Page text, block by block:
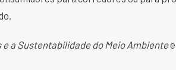
a Sustentabilidade do Meio Ambiente